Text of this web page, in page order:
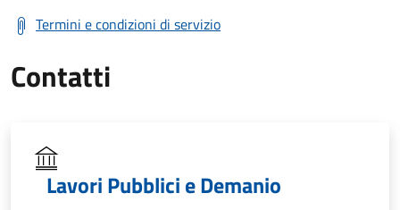
Termini e condizioni di servizio
Contatti
Lavori Pubblici e Demanio